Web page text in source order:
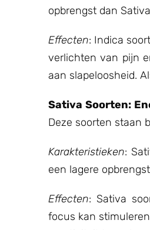
opbrengst dan
Effecten: Indica
verlichten van pijn
aan slapeloosheid.
Sativa Soorten:
Deze soorten staan
Karakteristieken:
een lagere
Effecten: Sativa
focus kan